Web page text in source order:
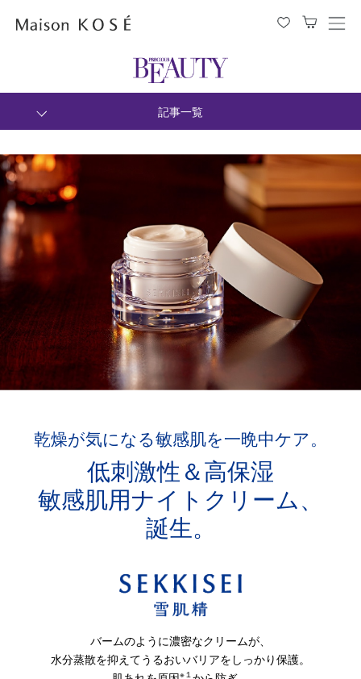
メ
開
る
記事一覧
乾燥が気になる敏感肌を一晩中ケア。
低刺激性＆高保湿
敏感肌用ナイトクリーム、
誕生。
バームのように濃密なクリームが、
水分蒸散を抑えてうるおいバリアをしっかり保護。
※１